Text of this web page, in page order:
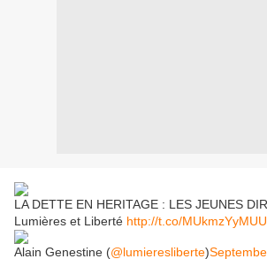
LA DETTE EN HERITAGE : LES JEUNES
Lumières et Liberté http://t.co/MUkmzYyMUU
Alain Genestine (@lumieresliberte)